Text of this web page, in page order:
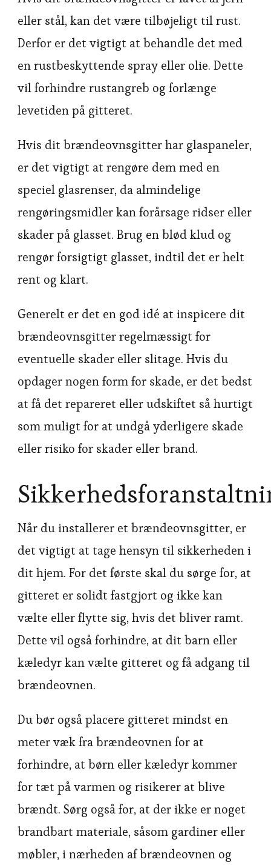
eller stål, kan det være tilbøjeligt til rust.
Derfor er det vigtigt at behandle det med
en rustbeskyttende spray eller olie. Dette
vil forhindre rustangreb og forlænge
levetiden på gitteret.
Hvis dit brændeovnsgitter har glaspaneler,
er det vigtigt at rengøre dem med en
speciel glasrenser, da almindelige
rengøringsmidler kan forårsage ridser eller
skader på glasset. Brug en blød klud og
rengør forsigtigt glasset, indtil det er helt
rent og klart.
Generelt er det en god idé at inspicere dit
brændeovnsgitter regelmæssigt for
eventuelle skader eller slitage. Hvis du
opdager nogen form for skade, er det bedst
at få det repareret eller udskiftet så hurtigt
som muligt for at undgå yderligere skade
eller risiko for skader eller brand.
Når du installerer et brændeovnsgitter, er
det vigtigt at tage hensyn til sikkerheden i
dit hjem. For det første skal du sørge for, at
gitteret er solidt fastgjort og ikke kan
vælte eller flytte sig, hvis det bliver ramt.
Dette vil også forhindre, at dit barn eller
kæledyr kan vælte gitteret og få adgang til
brændeovnen.
Du bør også placere gitteret mindst en
meter væk fra brændeovnen for at
forhindre, at børn eller kæledyr kommer
for tæt på varmen og risikerer at blive
brændt. Sørg også for, at der ikke er noget
brandbart materiale, såsom gardiner eller
møbler, i nærheden af brændeovnen og